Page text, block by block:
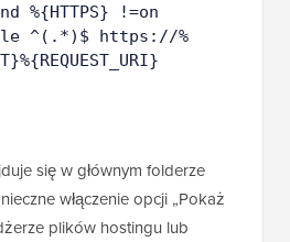
%{HTTPS} !=on
^(.*)$ https://%
się w głównym folderze
włączenie opcji „Pokaż
plików hostingu lub